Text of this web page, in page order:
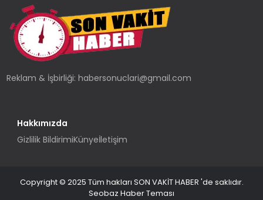
Reklam & İşbirliği:habersonuclari@gmail.com
Hakkımızda
Gizlilik BildirimiKünyeİletişim
Copyright © 2025 Tüm hakları SON VAKİT HABER 'de saklıdır.
Seobaz Haber Teması